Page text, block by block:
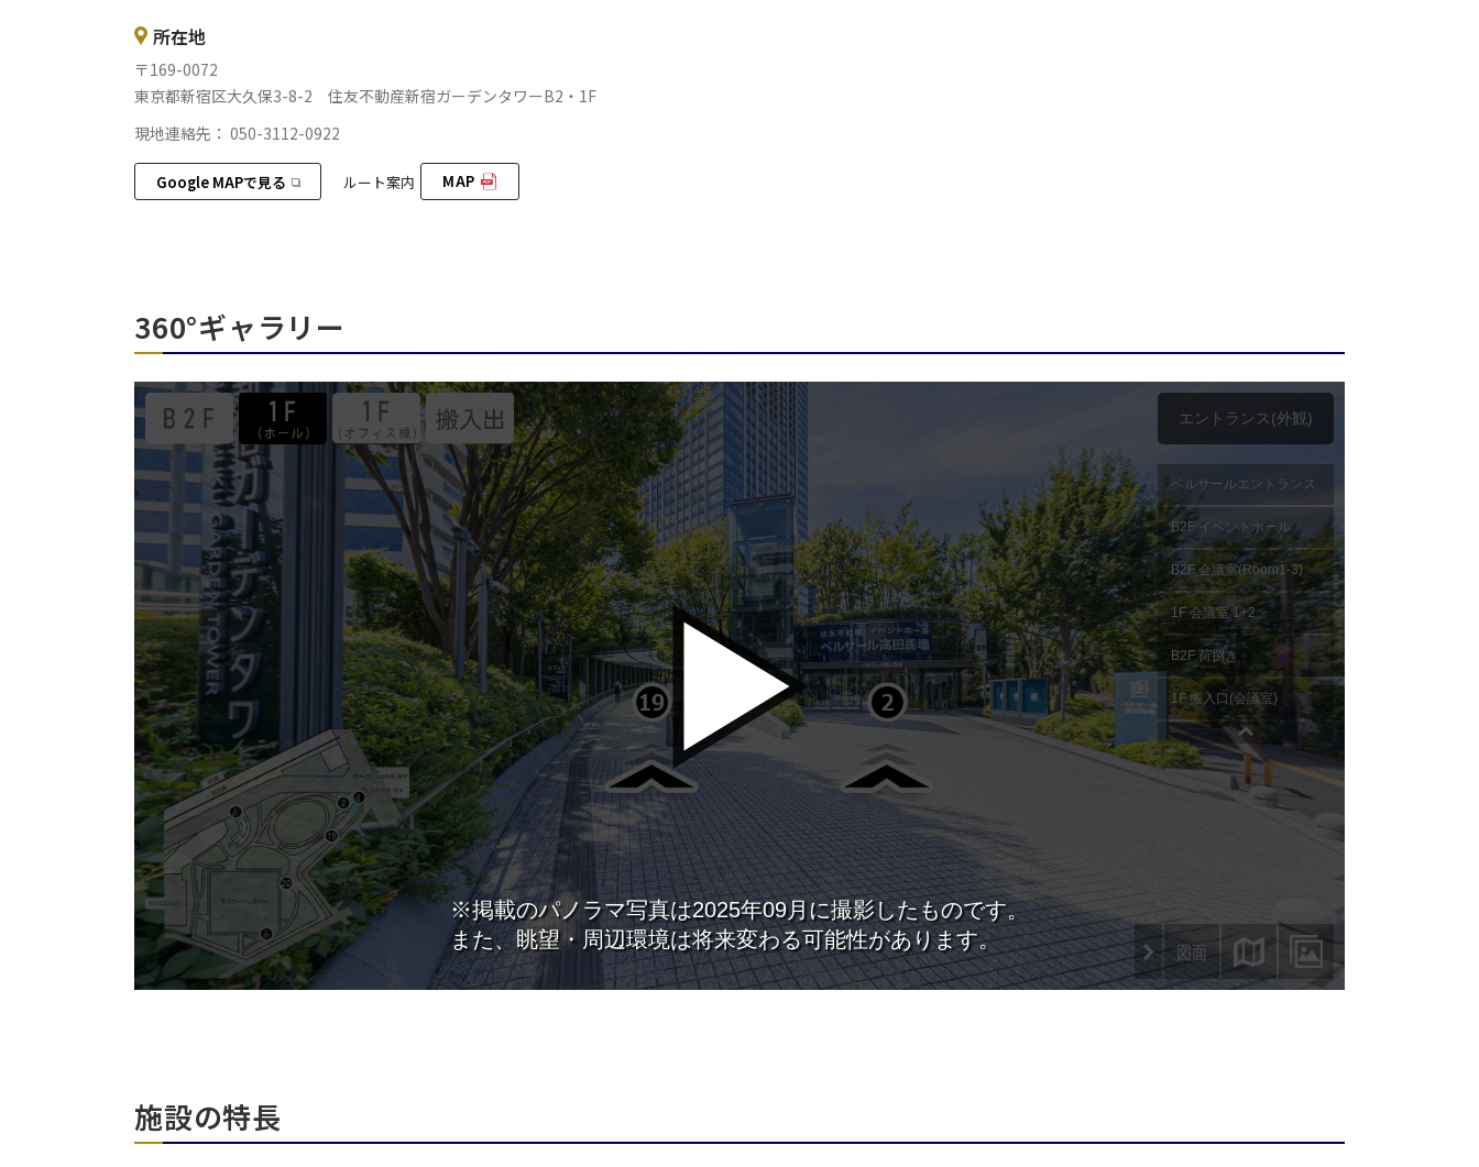
所在地
〒169-0072
東京都新宿区大久保3-8-2 住友不動産新宿ガーデンタワーB2・1F
現地連絡先： 050-3112-0922
Google MAPで見る ルート案内 MAP
360°ギャラリー
施設の特長
エリア／施設
※複数選択可能
新宿・高田馬場エリア
ベルサール新宿南口
ベルサール新宿グランド
新宿住友ホール
新宿住友ビル三角広場
新宿住友スカイルーム
ベルサール新宿セントラルパーク
秋葉原・神田・東京エリア
ベルサール八重洲
ベルサール東京日本橋
飯田橋・九段・半蔵門・神保町エリア
ベルサール虎ノ門
泉ガーデンギャラリー